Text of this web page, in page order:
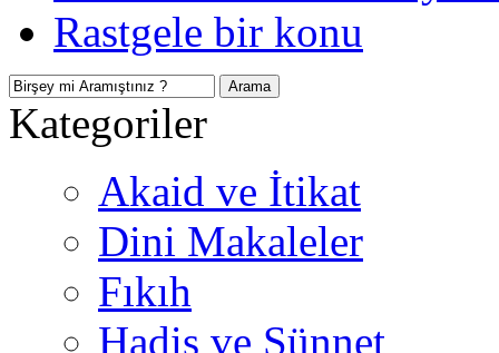
Rastgele bir konu
Kategoriler
Akaid ve İtikat
Dini Makaleler
Fıkıh
Hadis ve Sünnet